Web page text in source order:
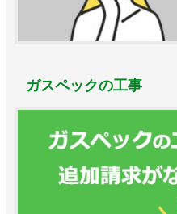
ガスペックの工事